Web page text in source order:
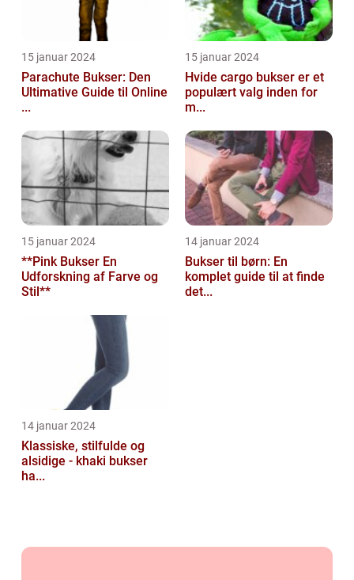
15 januar 2024
Parachute Bukser: Den
Ultimative Guide til Online
...
15 januar 2024
Hvide cargo bukser er et
populært valg inden for
m...
15 januar 2024
**Pink Bukser En
Udforskning af Farve og
Stil**
14 januar 2024
Bukser til børn: En
komplet guide til at finde
det...
14 januar 2024
Klassiske, stilfulde og
alsidige - khaki bukser
ha...